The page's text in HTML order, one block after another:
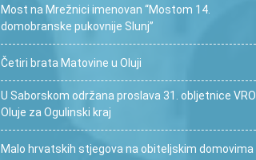
Most na Mrežnici imenovan “Mostom 14.
domobranske pukovnije Slunj”
Četiri brata Matovine u Oluji
U Saborskom održana proslava 31. obljetnice VRO
Oluje za Ogulinski kraj
Malo hrvatskih stjegova na obiteljskim domovima